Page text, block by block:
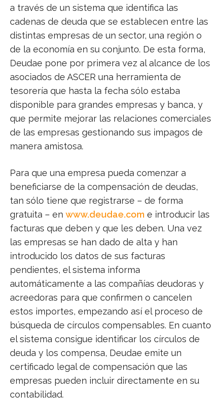
a través de un sistema que identifica las
cadenas de deuda que se establecen entre las
distintas empresas de un sector, una región o
de la economía en su conjunto. De esta forma,
Deudae pone por primera vez al alcance de los
asociados de ASCER una herramienta de
tesorería que hasta la fecha sólo estaba
disponible para grandes empresas y banca, y
que permite mejorar las relaciones comerciales
de las empresas gestionando sus impagos de
manera amistosa.
Para que una empresa pueda comenzar a
beneficiarse de la compensación de deudas,
tan sólo tiene que registrarse – de forma
gratuita – en www.deudae.com e introducir las
facturas que deben y que les deben. Una vez
las empresas se han dado de alta y han
introducido los datos de sus facturas
pendientes, el sistema informa
automáticamente a las compañías deudoras y
acreedoras para que confirmen o cancelen
estos importes, empezando así el proceso de
búsqueda de círculos compensables. En cuanto
el sistema consigue identificar los círculos de
deuda y los compensa, Deudae emite un
certificado legal de compensación que las
empresas pueden incluir directamente en su
contabilidad.